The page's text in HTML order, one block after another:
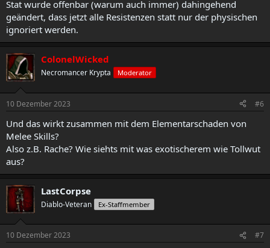
Stat wurde offenbar (warum auch immer) dahingehend
geändert, dass jetzt alle Resistenzen statt nur der physischen
ignoriert werden.
ColonelWicked
Necromancer Krypta Moderator
10 Dezember 2023 #6
Und das wirkt zusammen mit dem Elementarschaden von
Melee Skills?
Also z.B. Rache? Wie siehts mit was exotischerem wie Tollwut
aus?
LastCorpse
Diablo-Veteran Ex-Staffmember
10 Dezember 2023 #7